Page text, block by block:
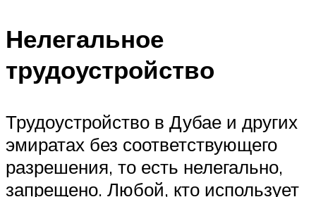
Нелегальное
трудоустройство
Трудоустройство в Дубае и других
эмиратах без соответствующего
разрешения, то есть нелегально,
запрещено. Любой, кто использует